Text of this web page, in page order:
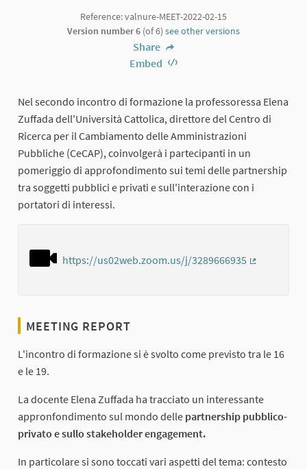
Reference: valnure-MEET-2022-02-15
Version number 6 (of 6) see other versions
Share
Embed
Nel secondo incontro di formazione la professoressa Elena
Zuffada dell'Università Cattolica, direttore del Centro di
Ricerca per il Cambiamento delle Amministrazioni
Pubbliche (CeCAP), coinvolgerà i partecipanti in un
pomeriggio di approfondimento sui temi delle partnership
tra soggetti pubblici e privati e sull'interazione con i
portatori di interessi.
https://us02web.zoom.us/j/3289666935
MEETING REPORT
L'incontro di formazione si è svolto come previsto tra le 16
e le 19.
La docente Elena Zuffada ha tracciato un interessante
appronfondimento sul mondo delle partnership pubblico-
privato e sullo stakeholder engagement.
In particolare si sono toccati vari aspetti del tema: contesto